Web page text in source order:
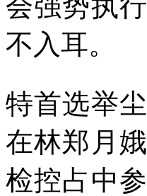
不入耳。
特首选举
在林郑月
检控占中